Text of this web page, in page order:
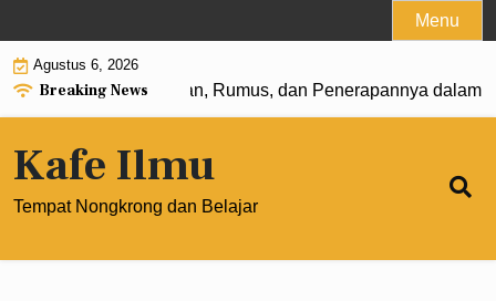
to
content
Menu
Agustus 6, 2026
Breaking News
Pangkat 0: Pengertian, Rumus, dan Penerapannya dalam
Kafe Ilmu
Tempat Nongkrong dan Belajar